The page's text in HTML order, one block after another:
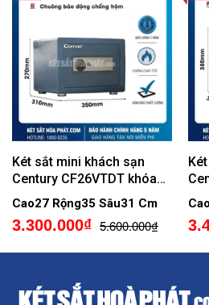
Két sắt mini khách sạn
Century CF26VTDT khóa
vân tay điện tử
Cao27 Rộng35 Sâu31 Cm
3.300.000₫ 5.600.000₫